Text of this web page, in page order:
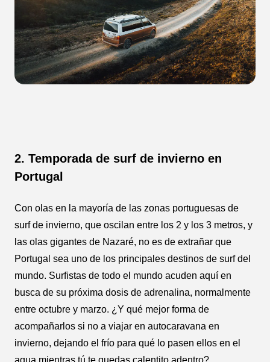
2. Temporada de surf de invierno en
Portugal
Con olas en la mayoría de las zonas portuguesas de
surf de invierno, que oscilan entre los 2 y los 3 metros, y
las olas gigantes de Nazaré, no es de extrañar que
Portugal sea uno de los principales destinos de surf del
mundo. Surfistas de todo el mundo acuden aquí en
busca de su próxima dosis de adrenalina, normalmente
entre octubre y marzo. ¿Y qué mejor forma de
acompañarlos si no a viajar en autocaravana en
invierno, dejando el frío para qué lo pasen ellos en el
agua mientras tú te quedas calentito adentro?